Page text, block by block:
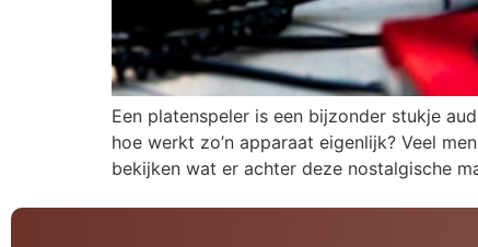
Een platenspeler is een bijzonder stukje
hoe werkt zo’n apparaat eigenlijk? Veel
bekijken wat er achter deze nostalgische